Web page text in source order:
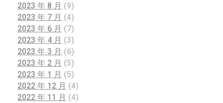
2023 年 8 月 (9)
2023 年 7 月 (4)
2023 年 6 月 (7)
2023 年 4 月 (3)
2023 年 3 月 (6)
2023 年 2 月 (5)
2023 年 1 月 (5)
2022 年 12 月 (4)
2022 年 11 月 (4)